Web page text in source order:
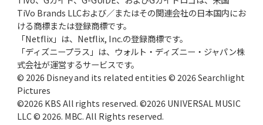
TiVo Brands LLCおよび／またはその関連会社の日本国内にお
ける商標または登録商標です。
「Netflix」は、Netflix, Inc.の登録商標です。
「ディズニープラス」は、ウォルト・ディズニー・ジャパン株
式会社が運営するサービスです。
© 2026 Disney and its related entities © 2026 Searchlight
Pictures
©2026 KBS All rights reserved. ©2026 UNIVERSAL MUSIC
LLC © 2026. MBC. All Rights reserved.